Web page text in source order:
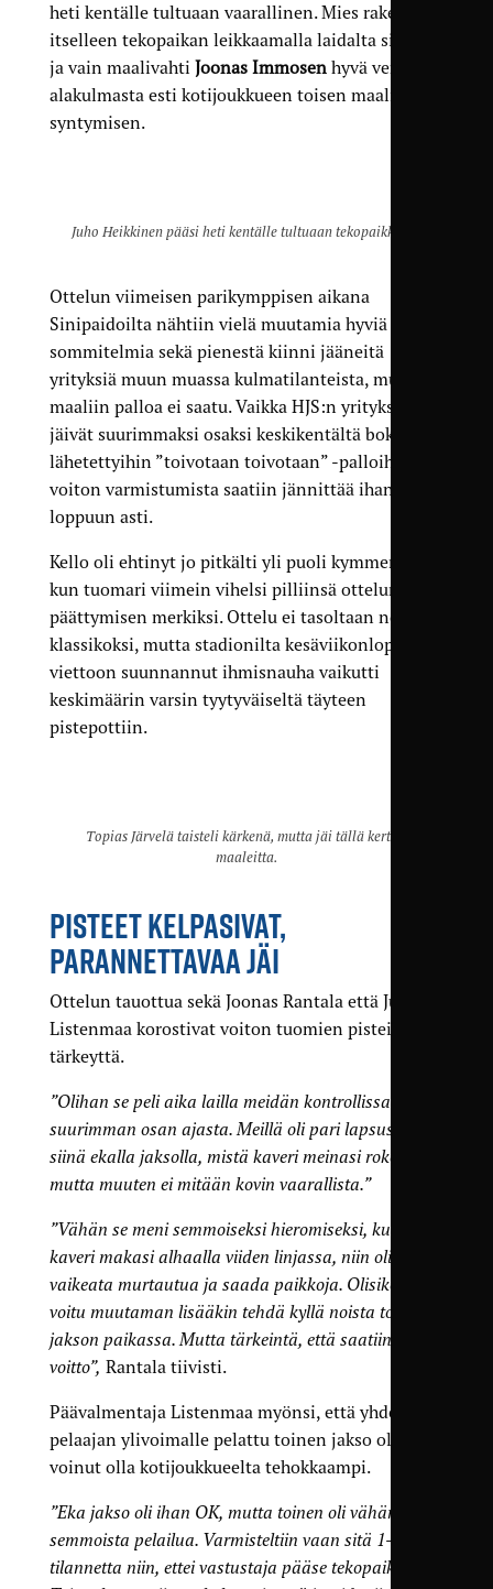
heti kentälle tultuaan vaarallinen. Mies rakensi
itselleen tekopaikan leikkaamalla laidalta sisään,
ja vain maalivahti Joonas Immosenhyvä venytys
alakulmasta esti kotijoukkueen toisen maalin
syntymisen.
Juho Heikkinen pääsi heti kentälle tultuaan tekopaikkaan.
Ottelun viimeisen parikymppisen aikana
Sinipaidoilta nähtiin vielä muutamia hyviä
sommitelmia sekä pienestä kiinni jääneitä
yrityksiä muun muassa kulmatilanteista, mutta
maaliin palloa ei saatu. Vaikka HJS:n yritykset
jäivät suurimmaksi osaksi keskikentältä boksiin
lähetettyihin ”toivotaan toivotaan” -palloihin,
voiton varmistumista saatiin jännittää ihan
loppuun asti.
Kello oli ehtinyt jo pitkälti yli puoli kymmenen,
kun tuomari viimein vihelsi pilliinsä ottelun
päättymisen merkiksi. Ottelu ei tasoltaan noussut
klassikoksi, mutta stadionilta kesäviikonlopun
viettoon suunnannut ihmisnauha vaikutti
keskimäärin varsin tyytyväiseltä täyteen
pistepottiin.
Topias Järvelä taisteli kärkenä, mutta jäi tällä kertaa
maaleitta.
PISTEET KELPASIVAT,
PARANNETTAVAA JÄI
Ottelun tauottua sekä Joonas Rantala että Jukka
Listenmaa korostivat voiton tuomien pisteiden
tärkeyttä.
”Olihan se peli aika lailla meidän kontrollissa
suurimman osan ajasta. Meillä oli pari lapsusta
siinä ekalla jaksolla, mistä kaveri meinasi rokottaa,
mutta muuten ei mitään kovin vaarallista.”
”Vähän se meni semmoiseksi hieromiseksi, kun
kaveri makasi alhaalla viiden linjassa, niin oli vähän
vaikeata murtautua ja saada paikkoja. Olisiko toki
voitu muutaman lisääkin tehdä kyllä noista toisen
jakson paikassa. Mutta tärkeintä, että saatiin
voitto”, Rantala tiivisti.
Päävalmentaja Listenmaa myönsi, että yhden
pelaajan ylivoimalle pelattu toinen jakso olisi
voinut olla kotijoukkueelta tehokkaampi.
”Eka jakso oli ihan OK, mutta toinen oli vähän
semmoista pelailua. Varmisteltiin vaan sitä 1–0-
tilannetta niin, ettei vastustaja pääse tekopaikoille.